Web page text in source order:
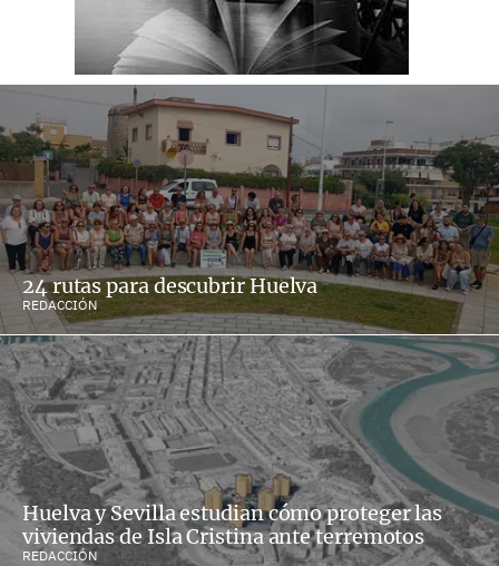
24 rutas para descubrir Huelva
REDACCIÓN
Huelva y Sevilla estudian cómo proteger las
viviendas de Isla Cristina ante terremotos
REDACCIÓN